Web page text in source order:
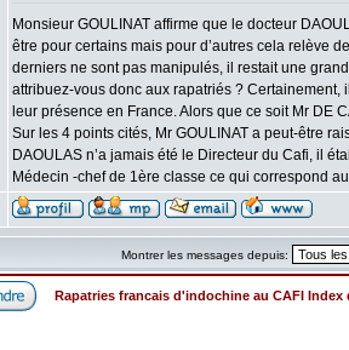
Monsieur GOULINAT affirme que le docteur
être pour certains mais pour d’autres cela relève
derniers ne sont pas manipulés, il restait une
attribuez-vous donc aux rapatriés ?
leur présence en France. Alors que ce soit Mr DE
Sur les 4 points cités, Mr GOULINAT a peut-être
DAOULAS n’a jamais été le Directeur du Cafi, il
Médecin -chef de 1ère classe ce qui correspond
Montrer les messages depuis:
Rapatries francais d'indochine au CAFI Index